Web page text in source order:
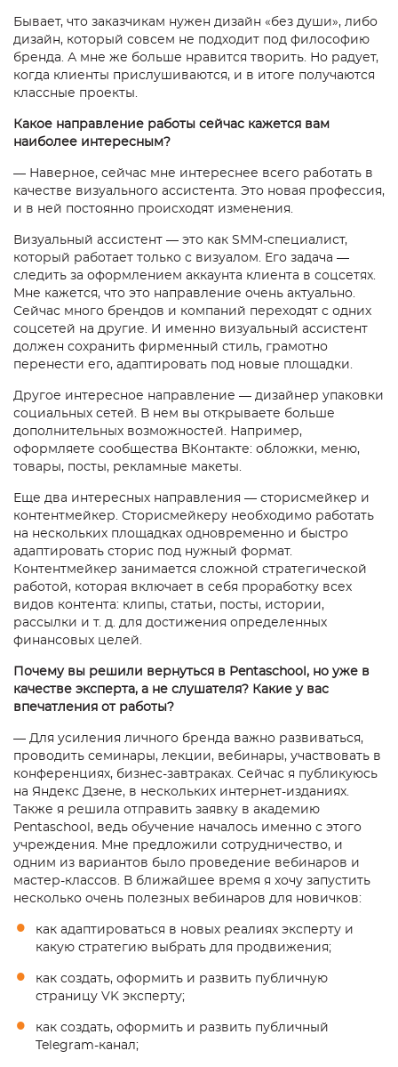
Бывает, что заказчикам нужен дизайн «без души», либо
дизайн, который совсем не подходит под философию
бренда. А мне же больше нравится творить. Но радует,
когда клиенты прислушиваются, и в итоге получаются
классные проекты.
Какое направление работы сейчас кажется вам
наиболее интересным?
— Наверное, сейчас мне интереснее всего работать в
качестве визуального ассистента. Это новая профессия,
и в ней постоянно происходят изменения.
Визуальный ассистент — это как SMM-специалист,
который работает только с визуалом. Его задача —
следить за оформлением аккаунта клиента в соцсетях.
Мне кажется, что это направление очень актуально.
Сейчас много брендов и компаний переходят с одних
соцсетей на другие. И именно визуальный ассистент
должен сохранить фирменный стиль, грамотно
перенести его, адаптировать под новые площадки.
Другое интересное направление — дизайнер упаковки
социальных сетей. В нем вы открываете больше
дополнительных возможностей. Например,
оформляете сообщества ВКонтакте: обложки, меню,
товары, посты, рекламные макеты.
Еще два интересных направления — сторисмейкер и
контентмейкер. Сторисмейкеру необходимо работать
на нескольких площадках одновременно и быстро
адаптировать сторис под нужный формат.
Контентмейкер занимается сложной стратегической
работой, которая включает в себя проработку всех
видов контента: клипы, статьи, посты, истории,
рассылки и т. д. для достижения определенных
финансовых целей.
Почему вы решили вернуться в Pentaschool, но уже в
качестве эксперта, а не слушателя? Какие у вас
впечатления от работы?
— Для усиления личного бренда важно развиваться,
проводить семинары, лекции, вебинары, участвовать в
конференциях, бизнес-завтраках. Сейчас я публикуюсь
на Яндекс Дзене, в нескольких интернет-изданиях.
Также я решила отправить заявку в академию
Pentaschool, ведь обучение началось именно с этого
учреждения. Мне предложили сотрудничество, и
одним из вариантов было проведение вебинаров и
мастер-классов. В ближайшее время я хочу запустить
несколько очень полезных вебинаров для новичков:
как адаптироваться в новых реалиях эксперту и
какую стратегию выбрать для продвижения;
как создать, оформить и развить публичную
страницу VK эксперту;
как создать, оформить и развить публичный
Telegram-канал;